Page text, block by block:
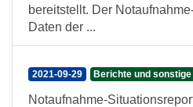
bereitstellt. Der
Daten der ...
2021-09-29 Berichte und sonstige
Notaufnahme-